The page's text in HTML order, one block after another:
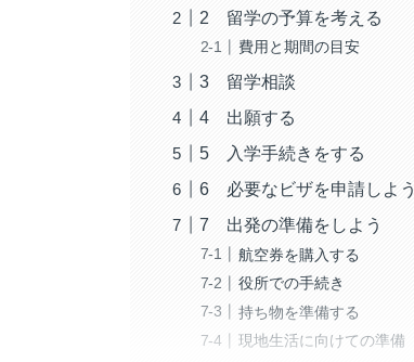
2 留学の予算を考える
費用と期間の目安
3 留学相談
4 出願する
5 入学手続きをする
6 必要なビザを申請しよう
7 出発の準備をしよう
航空券を購入する
役所での手続き
持ち物を準備する
現地生活に向けての準備